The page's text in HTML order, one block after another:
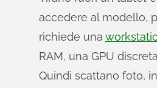
accedere al modello,
richiede una
RAM, una GPU
Quindi scattano foto,